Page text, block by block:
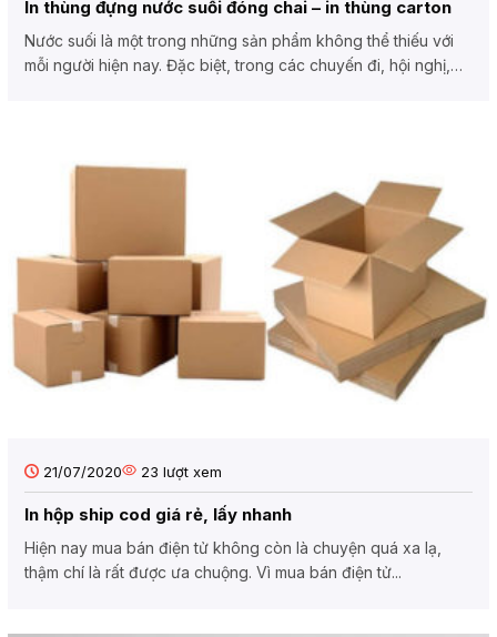
In thùng đựng nước suối đóng chai – in thùng carton
Nước suối là một trong những sản phẩm không thể thiếu với
mỗi người hiện nay. Đặc biệt, trong các chuyến đi, hội nghị,…
21/07/2020 23 lượt xem
In hộp ship cod giá rẻ, lấy nhanh
Hiện nay mua bán điện tử không còn là chuyện quá xa lạ,
thậm chí là rất được ưa chuộng. Vì mua bán điện tử...